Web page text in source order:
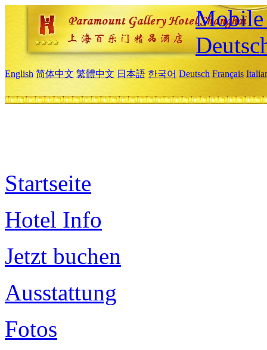
Mobile
English 简体中文 繁體中文 日本語 한국어 Deutsch Français
Startseite
Hotel Info
Jetzt buchen
Ausstattung
Fotos